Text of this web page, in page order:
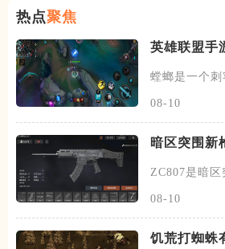
热点聚焦
英雄联盟手
螳螂是一个刺
08-10
暗区突围新
ZC807是暗区
08-10
饥荒打蜘蛛